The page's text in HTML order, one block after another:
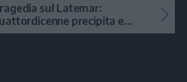
VIDEO
sul Latemar:
precipita e